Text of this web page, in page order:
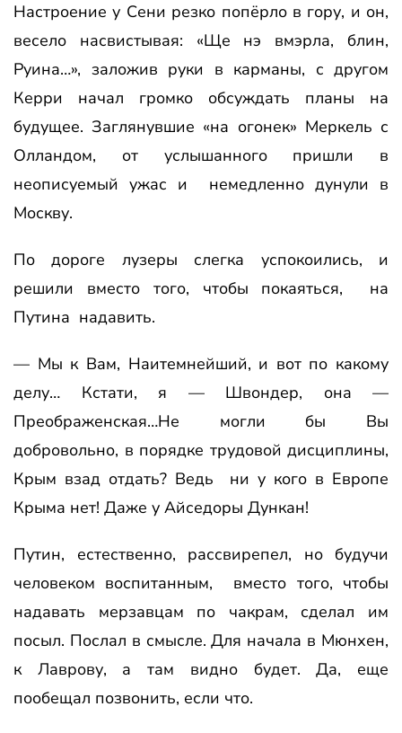
Настроение у Сени резко попёрло в гору, и он,
весело насвистывая: «Ще нэ вмэрла, блин,
Руина…», заложив руки в карманы, с другом
Керри начал громко обсуждать планы на
будущее. Заглянувшие «на огонек» Меркель с
Олландом, от услышанного пришли в
неописуемый ужас и немедленно дунули в
Москву.
По дороге лузеры слегка успокоились, и
решили вместо того, чтобы покаяться, на
Путина надавить.
— Мы к Вам, Наитемнейший, и вот по какому
делу… Кстати, я — Швондер, она —
Преображенская…Не могли бы Вы
добровольно, в порядке трудовой дисциплины,
Крым взад отдать? Ведь ни у кого в Европе
Крыма нет! Даже у Айседоры Дункан!
Путин, естественно, рассвирепел, но будучи
человеком воспитанным, вместо того, чтобы
надавать мерзавцам по чакрам, сделал им
посыл. Послал в смысле. Для начала в Мюнхен,
к Лаврову, а там видно будет. Да, еще
пообещал позвонить, если что.